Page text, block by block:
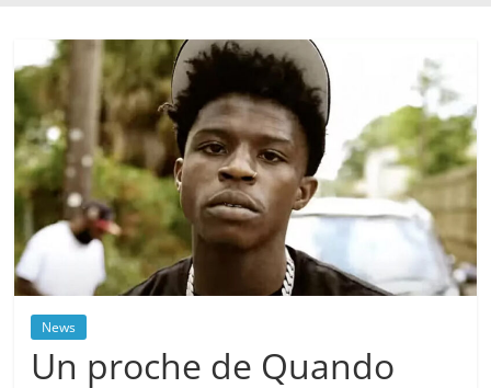
News
Un proche de Quando